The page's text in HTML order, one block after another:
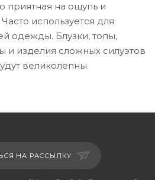
приятная на ощупь и
используется для
одежды. Блузки, топы,
и изделия сложных силуэтов
великолепны.
НА РАССЫЛКУ